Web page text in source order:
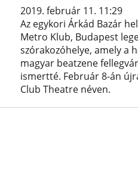
2019. február 11. 11:29
Az egykori Árkád Bazár
Metro Klub, Budapest
szórakozóhelye, amely a
magyar beatzene
ismertté. Február 8-án
Club Theatre néven.